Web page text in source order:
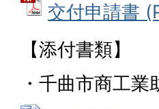
交付申請書
【添付書類】
・千曲市商工